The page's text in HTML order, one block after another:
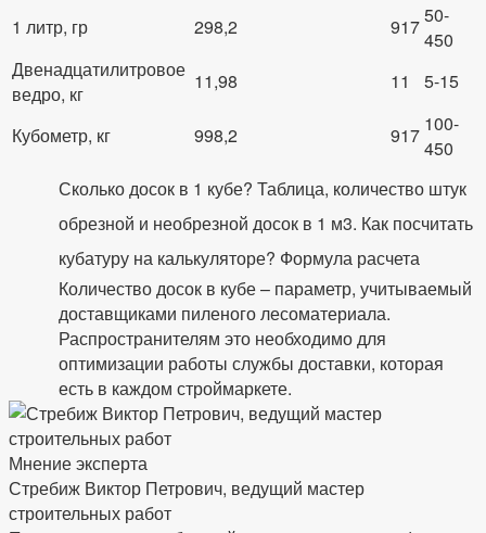
1 литр, гр
298,2 91750-
450
Двенадцатилитровое
ведро, кг
11,98 11 5-15
Кубометр, кг 998,2 917 100-
450
Сколько досок в 1 кубе? Таблица, количество штук
обрезной и необрезной досок в 1 м3. Как посчитать
кубатуру на калькуляторе? Формула расчета
Количество досок в кубе – параметр, учитываемый
доставщиками пиленого лесоматериала.
Распространителям это необходимо для
оптимизации работы службы доставки, которая
есть в каждом строймаркете.
Мнение эксперта
Стребиж Виктор Петрович, ведущий мастер
строительных работ